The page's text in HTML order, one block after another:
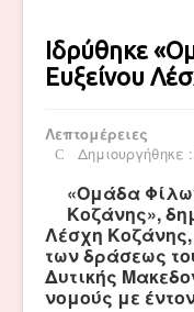
Ιδρύθηκε
Ευξείνου
Λεπτομέρειες
Δημιουργήθηκε
«Ομάδα
Κοζάνης»,
Λέσχη Κοζάνης,
των δράσεως
Δυτικής
νομούς με